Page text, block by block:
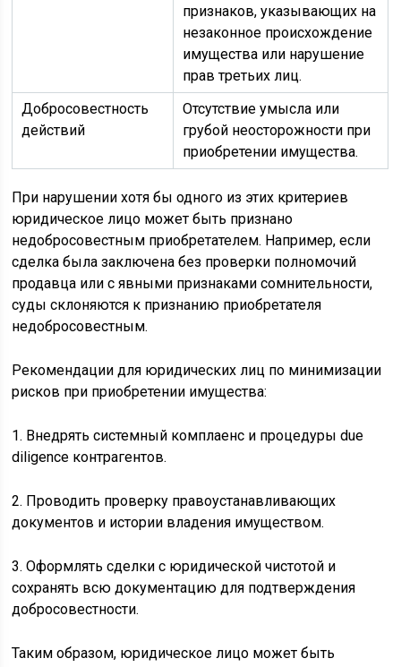
признаков, указывающих на
незаконное происхождение
имущества или нарушение
прав третьих лиц.
Добросовестность
действий
Отсутствие умысла или
грубой неосторожности при
приобретении имущества.
При нарушении хотя бы одного из этих критериев
юридическое лицо может быть признано
недобросовестным приобретателем. Например, если
сделка была заключена без проверки полномочий
продавца или с явными признаками сомнительности,
суды склоняются к признанию приобретателя
недобросовестным.
Рекомендации для юридических лиц по минимизации
рисков при приобретении имущества:
1. Внедрять системный комплаенс и процедуры due
diligence контрагентов.
2. Проводить проверку правоустанавливающих
документов и истории владения имуществом.
3. Оформлять сделки с юридической чистотой и
сохранять всю документацию для подтверждения
добросовестности.
Таким образом, юридическое лицо может быть